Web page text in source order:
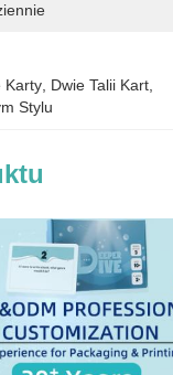
Karty Dwie Talii Kart
Stylu